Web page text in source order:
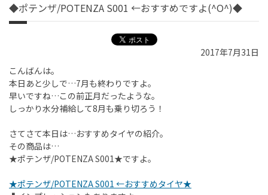
◆ポテンザ/POTENZA S001 ←おすすめですよ(^O^)◆
2017年7月31日
こんばんは。
本日あと少しで…7月も終わりですよ。
早いですね…この前正月だったような。
しっかり水分補給して8月も乗り切ろう！
さてさて本日は…おすすめタイヤの紹介。
その商品は…
★ポテンザ/POTENZA S001★ですよ。
★ポテンザ/POTENZA S001 ←おすすめタイヤ★